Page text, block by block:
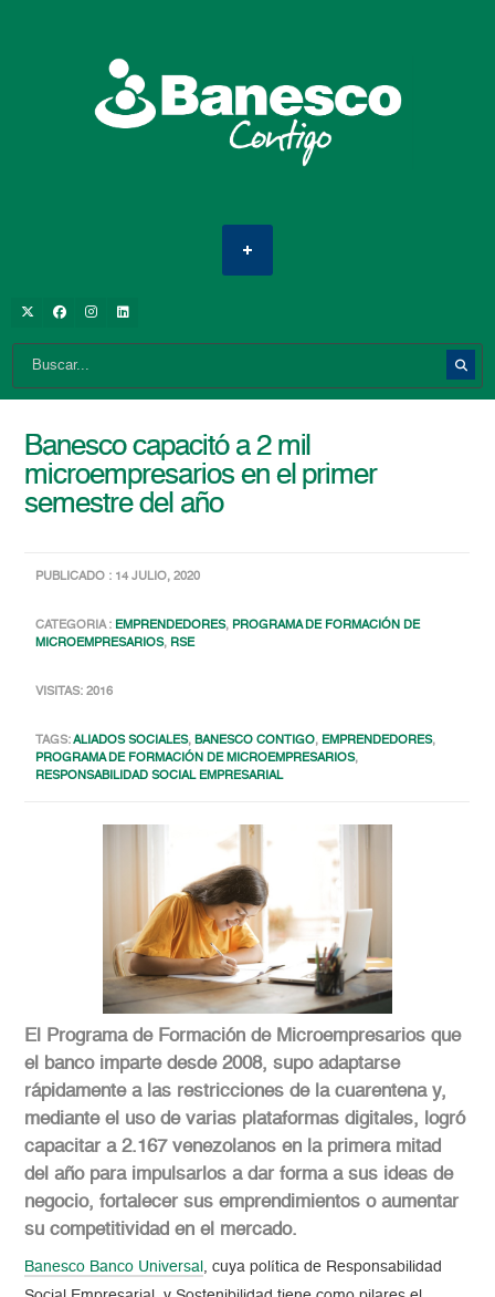
Banesco capacitó a 2 mil
microempresarios en el primer
semestre del año
PUBLICADO : 14 JULIO, 2020
CATEGORIA : EMPRENDEDORES, PROGRAMA DE FORMACIÓN DE
MICROEMPRESARIOS, RSE
VISITAS: 2016
TAGS:ALIADOS SOCIALES,BANESCO CONTIGO, EMPRENDEDORES,
PROGRAMA DE FORMACIÓN DE MICROEMPRESARIOS,
RESPONSABILIDAD SOCIAL EMPRESARIAL
El Programa de Formación de Microempresarios que
el banco imparte desde 2008, supo adaptarse
rápidamente a las restricciones de la cuarentena y,
mediante el uso de varias plataformas digitales, logró
capacitar a 2.167 venezolanos en la primera mitad
del año para impulsarlos a dar forma a sus ideas de
negocio, fortalecer sus emprendimientos o aumentar
su competitividad en el mercado.
Banesco Banco Universal , cuya política de Responsabilidad